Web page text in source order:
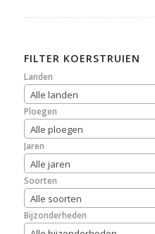
FILTER KOERSTRUIEN
Landen
Alle landen
Ploegen
Alle ploegen
Jaren
Alle jaren
Soorten
Alle soorten
Bijzonderheden